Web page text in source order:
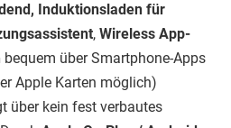
Induktionsladen für
, Wireless App-
bequem über Smartphone-Apps
Apple Karten möglich)
über kein fest verbautes